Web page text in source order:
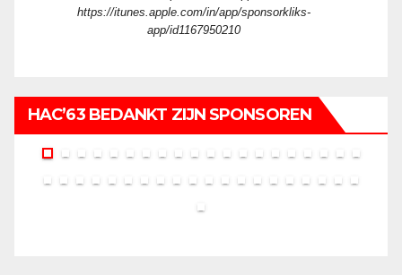
https://itunes.apple.com/in/app/sponsorkliks-
app/id1167950210
HAC’63 BEDANKT ZIJN SPONSOREN